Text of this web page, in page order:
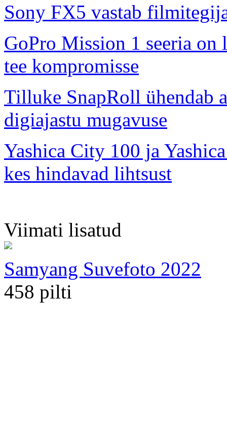
Sony FX5 vastab
GoPro Mission 1 seeria on
tee kompromisse
Tilluke SnapRoll ühendab
digiajastu mugavuse
Yashica City 100 ja
kes hindavad lihtsust
Viimati lisatud
Samyang Suvefoto 2022
458 pilti